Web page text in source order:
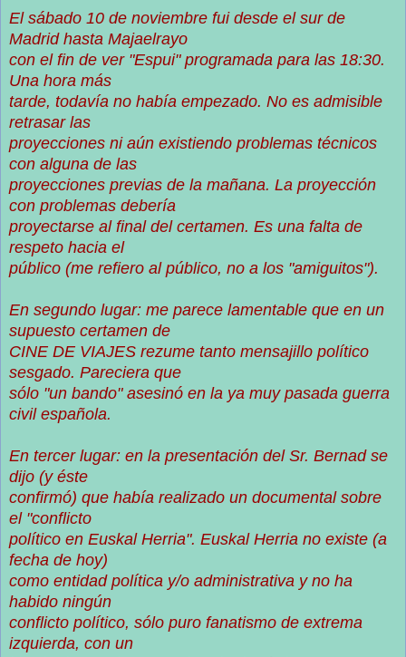
El sábado 10 de noviembre fui desde el sur de
Madrid hasta Majaelrayo
con el fin de ver "Espui" programada para las 18:30.
Una hora más
tarde, todavía no había empezado. No es admisible
retrasar las
proyecciones ni aún existiendo problemas técnicos
con alguna de las
proyecciones previas de la mañana. La proyección
con problemas debería
proyectarse al final del certamen. Es una falta de
respeto hacia el
público (me refiero al público, no a los "amiguitos").
En segundo lugar: me parece lamentable que en un
supuesto certamen de
CINE DE VIAJES rezume tanto mensajillo político
sesgado. Pareciera que
sólo "un bando" asesinó en la ya muy pasada guerra
civil española.
En tercer lugar: en la presentación del Sr. Bernad se
dijo (y éste
confirmó) que había realizado un documental sobre
el "conflicto
político en Euskal Herria". Euskal Herria no existe (a
fecha de hoy)
como entidad política y/o administrativa y no ha
habido ningún
conflicto político, sólo puro fanatismo de extrema
izquierda, con un